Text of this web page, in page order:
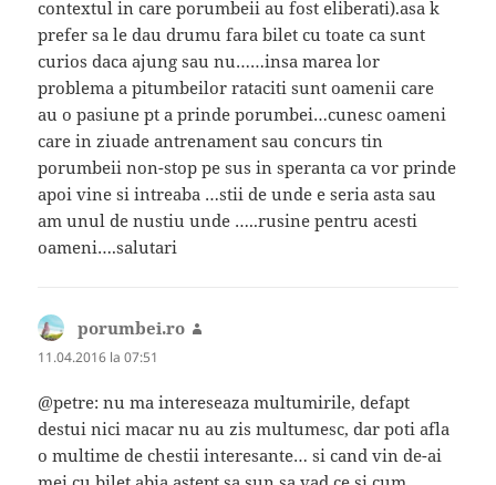
contextul in care porumbeii au fost eliberati).asa k
prefer sa le dau drumu fara bilet cu toate ca sunt
curios daca ajung sau nu……insa marea lor
problema a pitumbeilor rataciti sunt oamenii care
au o pasiune pt a prinde porumbei…cunesc oameni
care in ziuade antrenament sau concurs tin
porumbeii non-stop pe sus in speranta ca vor prinde
apoi vine si intreaba …stii de unde e seria asta sau
am unul de nustiu unde …..rusine pentru acesti
oameni….salutari
porumbei.ro
11.04.2016 la 07:51
@petre: nu ma intereseaza multumirile, defapt
destui nici macar nu au zis multumesc, dar poti afla
o multime de chestii interesante… si cand vin de-ai